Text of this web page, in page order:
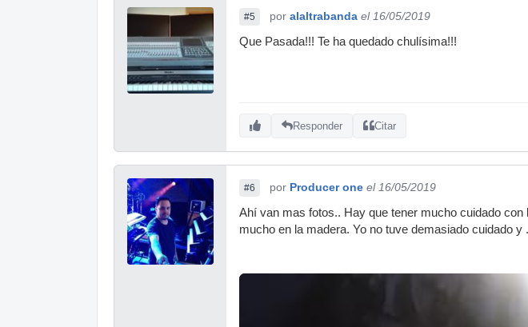
#5 por alaltrabanda el 16/05/2019
Que Pasada!!! Te ha quedado chulísima!!!
Responder Citar
#6 por Producer one el 16/05/2019
Ahí van mas fotos.. Hay que tener mucho cuidado
mucho en la madera. Yo no tuve demasiado cuidado y